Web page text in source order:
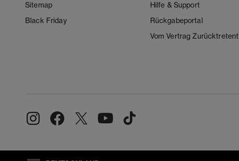
Sitemap
Black Friday
Hilfe & Support
Rückgabeportal
Vom Vertrag Zurücktretent